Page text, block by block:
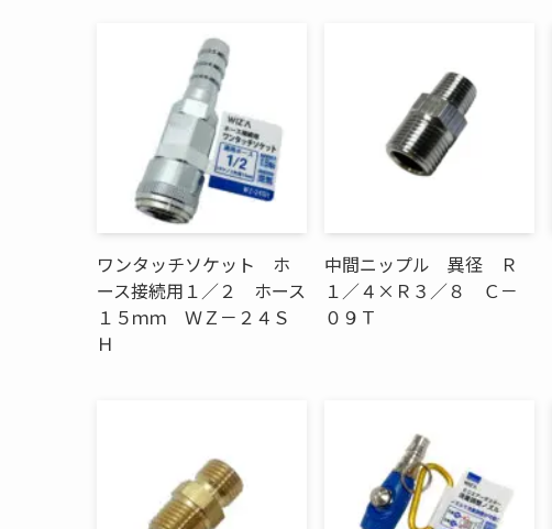
ワンタッチソケット ホ
ース接続用１／２ ホース
１５ｍｍ ＷＺ－２４Ｓ
Ｈ
中間ニップル 異径 Ｒ
１／４×Ｒ３／８ Ｃ－
０９Ｔ